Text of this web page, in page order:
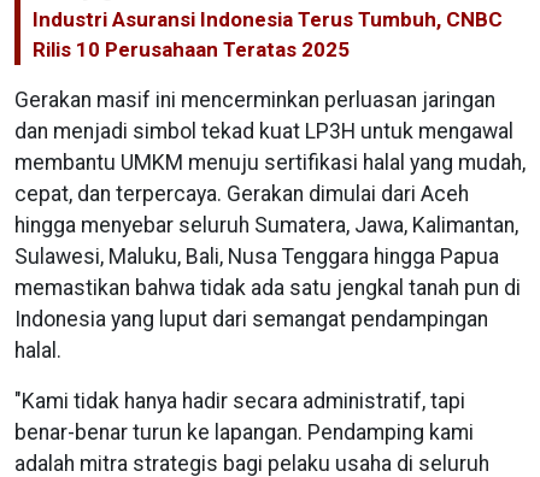
Industri Asuransi Indonesia Terus Tumbuh, CNBC
Rilis 10 Perusahaan Teratas 2025
Gerakan masif ini mencerminkan perluasan jaringan
dan menjadi simbol tekad kuat LP3H untuk mengawal
membantu UMKM menuju sertifikasi halal yang mudah,
cepat, dan terpercaya. Gerakan dimulai dari Aceh
hingga menyebar seluruh Sumatera, Jawa, Kalimantan,
Sulawesi, Maluku, Bali, Nusa Tenggara hingga Papua
memastikan bahwa tidak ada satu jengkal tanah pun di
Indonesia yang luput dari semangat pendampingan
halal.
"Kami tidak hanya hadir secara administratif, tapi
benar-benar turun ke lapangan. Pendamping kami
adalah mitra strategis bagi pelaku usaha di seluruh